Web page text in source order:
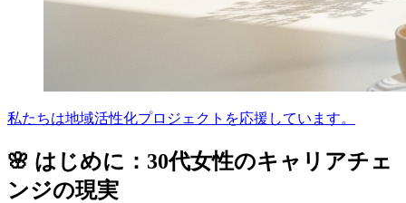
私たちは地域活性化プロジェクトを応援しています。
🌸 はじめに：30代女性のキャリアチェ
ンジの現実